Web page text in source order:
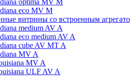
optima MV M
eco MV M
витрины со встроенным
medium AV A
eco medium AV A
cube AV MT A
MV A
MV A
ULF AV A